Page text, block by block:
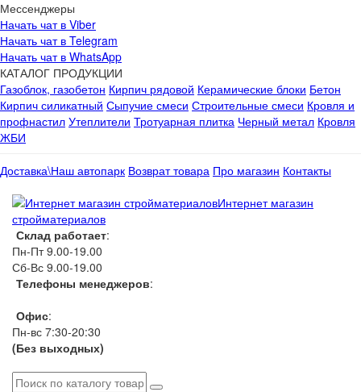
Мессенджеры
Начать чат в Viber
Начать чат в Telegram
Начать чат в WhatsApp
КАТАЛОГ ПРОДУКЦИИ
Газоблок, газобетон Кирпич рядовой Керамические блоки Бетон
Кирпич силикатный Сыпучие смеси Строительные смеси Кровля и
профнастил Утеплители Тротуарная плитка Черный метал Кровля
ЖБИ
Доставка\Наш автопарк Возврат товара Про магазин Контакты
Интернет магазин
стройматериалов
Склад работает:
Пн-Пт 9.00-19.00
Сб-Вс 9.00-19.00
Телефоны менеджеров:
Офис:
Пн-вс 7:30-20:30
(Без выходных)